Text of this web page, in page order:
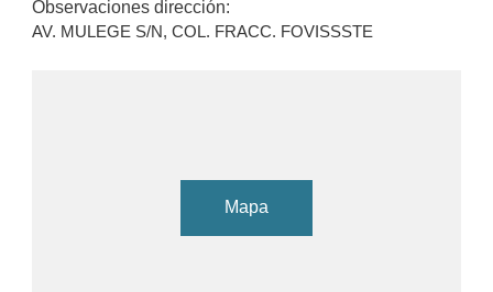
Observaciones dirección:
AV. MULEGE S/N, COL. FRACC. FOVISSSTE
Mapa